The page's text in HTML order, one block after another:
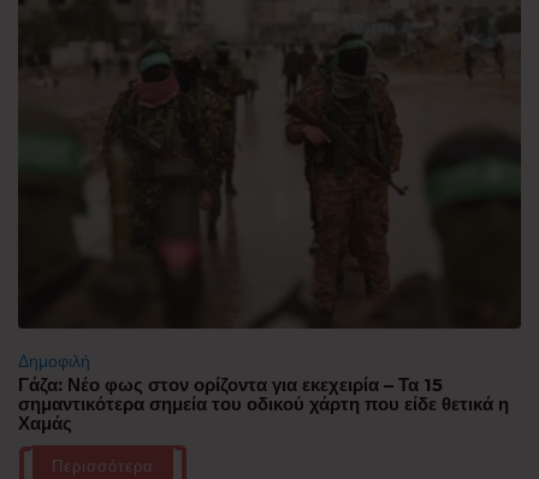
Δημοφιλή
Γάζα: Νέο φως στον ορίζοντα για εκεχειρία – Τα 15
σημαντικότερα σημεία του οδικού χάρτη που είδε θετικά η
Χαμάς
Περισσότερα